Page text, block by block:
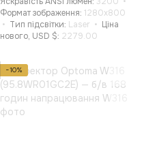
Формат зображення 1280x800
Тип підсвітки Laser
Ціна
нового, USD $ 2279.00
−10%